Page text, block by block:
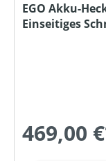
EGO Akku-
Einseitiges
469,00